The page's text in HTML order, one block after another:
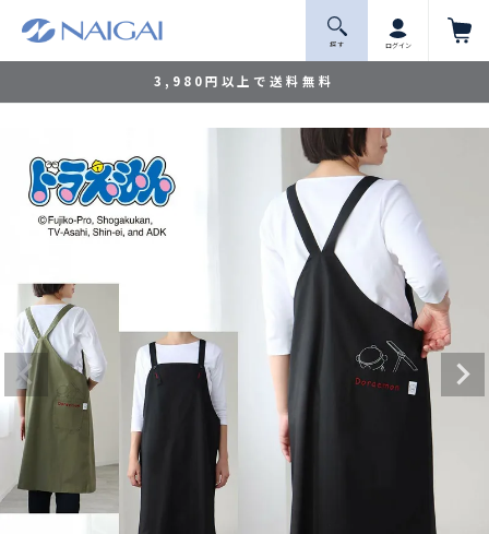
3,980円以上で送料無料
探 す ログイン